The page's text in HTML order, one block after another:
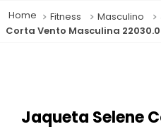
Fitness Masculino
Corta Vento Masculina
Jaqueta Selene